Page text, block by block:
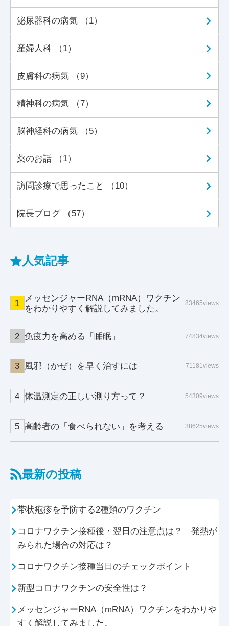
泌尿器科の病気 （1）
産婦人科 （1）
皮膚科の病気 （9）
精神科の病気 （7）
脳神経科の病気 （5）
薬のお話 （1）
訪問診療で思ったこと （10）
院長ブログ （57）
人気記事
メッセンジャーRNA（mRNA）ワクチン
をわかりやすく解説してみました。
83465views
免疫力を高める「睡眠」 74834views
風邪（かぜ）を早く治すには 71181views
体温測定の正しい測り方って？ 54309views
高齢者の「食べられない」を考える 38625views
最新の投稿
帯状疱疹を予防する2種類のワクチン
コロナワクチン接種後・翌日の注意点は？ 発熱が
みられた場合の対応は？
コロナワクチン接種当日のチェックポイント
新型コロナワクチンの安全性は？
メッセンジャーRNA（mRNA）ワクチンをわかりや
すく解説してみました。